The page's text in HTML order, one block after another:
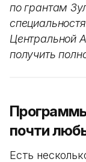
по грантам
Центральной
получить
почти
Есть